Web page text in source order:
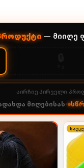
— მიიღე
აირჩიე პირველი
მიღებისას•